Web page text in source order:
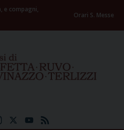
e compagni,
Orari S. Messe
InstagramYouTube